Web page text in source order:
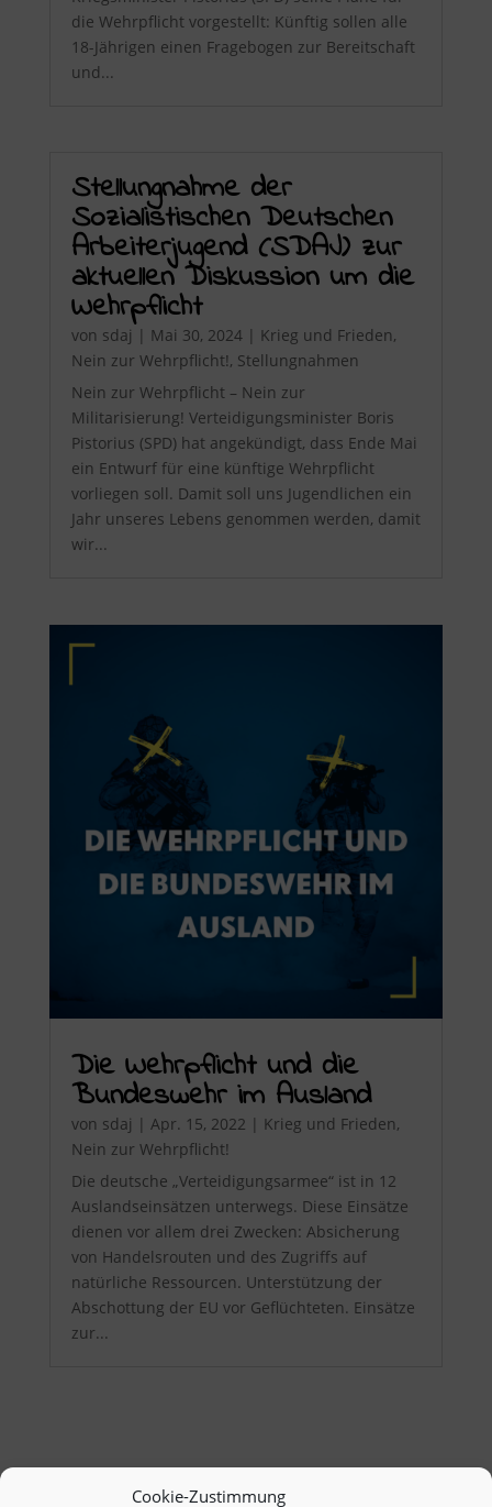
Cookie-Zustimmung
die Wehrpflicht vorgestellt: Künftig sollen alle
18-Jährigen einen Fragebogen zur Bereitschaft
und...
Stellungnahme der
Sozialistischen Deutschen
Arbeiterjugend (SDAJ) zur
aktuellen Diskussion um die
Wehrpflicht
von sdaj | Mai 30, 2024| Krieg und Frieden,
Nein zur Wehrpflicht!, Stellungnahmen
Nein zur Wehrpflicht – Nein zur
Militarisierung! Verteidigungsminister Boris
Pistorius (SPD) hat angekündigt, dass Ende Mai
ein Entwurf für eine künftige Wehrpflicht
vorliegen soll. Damit soll uns Jugendlichen ein
Jahr unseres Lebens genommen werden, damit
wir...
Die Wehrpflicht und die
Bundeswehr im Ausland
von sdaj | Apr. 15, 2022 | Krieg und Frieden,
Nein zur Wehrpflicht!
Die deutsche „Verteidigungsarmee“ ist in 12
Auslandseinsätzen unterwegs. Diese Einsätze
dienen vor allem drei Zwecken: Absicherung
von Handelsrouten und des Zugriffs auf
natürliche Ressourcen. Unterstützung der
Abschottung der EU vor Geflüchteten. Einsätze
zur...